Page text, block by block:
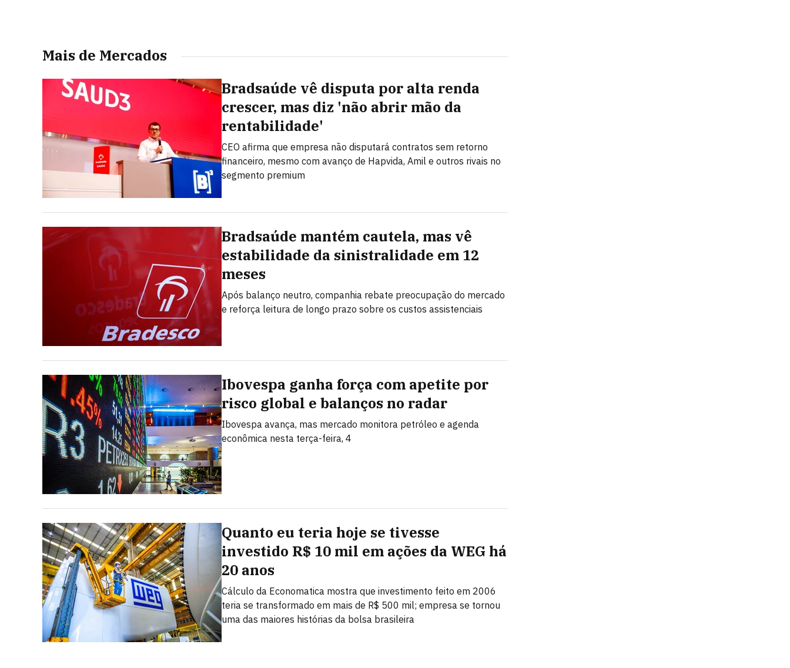
Mais de Mercados
Bradsaúde vê disputa por alta renda
crescer, mas diz 'não abrir mão da
rentabilidade'
CEO afirma que empresa não disputará contratos sem retorno
financeiro, mesmo com avanço de Hapvida, Amil e outros rivais no
segmento premium
Bradsaúde mantém cautela, mas vê
estabilidade da sinistralidade em 12
meses
Após balanço neutro, companhia rebate preocupação do mercado
e reforça leitura de longo prazo sobre os custos assistenciais
Ibovespa ganha força com apetite por
risco global e balanços no radar
Ibovespa avança, mas mercado monitora petróleo e agenda
econômica nesta terça-feira, 4
Quanto eu teria hoje se tivesse
investido R$ 10 mil em ações da WEG há
20 anos
Cálculo da Economatica mostra que investimento feito em 2006
teria se transformado em mais de R$ 500 mil; empresa se tornou
uma das maiores histórias da bolsa brasileira